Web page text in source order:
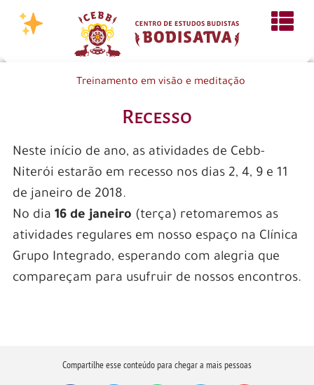
Treinamento em visão e meditação
Recesso
Neste início de ano, as atividades de Cebb-
Niterói estarão em recesso nos dias 2, 4, 9 e 11
de janeiro de 2018.
No dia 16 de janeiro (terça) retomaremos as
atividades regulares em nosso espaço na Clínica
Grupo Integrado, esperando com alegria que
compareçam para usufruir de nossos encontros.
Compartilhe esse conteúdo para chegar a mais pessoas